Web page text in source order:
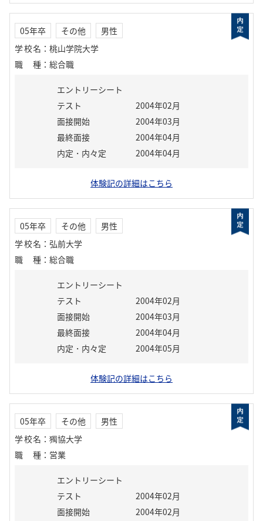
05年卒 その他
男性
学校名 ： 桃山学院大学
職種 ： 総合職
エントリーシート
テスト
2004年02月
面接開始
2004年03月
最終面接
2004年04月
内定・内々定
2004年04月
体験記の詳細はこちら
05年卒 その他
男性
学校名 ： 弘前大学
職種 ： 総合職
エントリーシート
テスト
2004年02月
面接開始
2004年03月
最終面接
2004年04月
内定・内々定
2004年05月
体験記の詳細はこちら
05年卒 その他
男性
学校名 ： 獨協大学
職種 ： 営業
エントリーシート
テスト
2004年02月
面接開始
2004年02月